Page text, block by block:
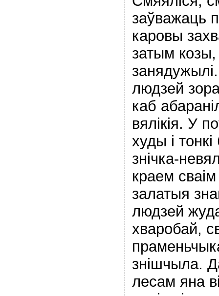
заўважаць
каровы
затым козы,
людзей
каб
вялікія. У
худы і
знічка-
краем
залатыя
людзей
хваробай,
знішчыла.
лесам яна